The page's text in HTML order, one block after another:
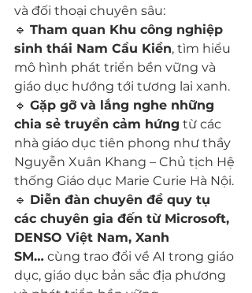
và đối thoại chuyên sâu:
🔹 Tham quan Khu công nghiệp
sinh thái Nam Cầu Kiền, tìm hiểu
mô hình phát triển bền vững và
giáo dục hướng tới tương lai xanh.
🔹 Gặp gỡ và lắng nghe những
chia sẻ truyền cảm hứng từ các
nhà giáo dục tiên phong như thầy
Nguyễn Xuân Khang – Chủ tịch Hệ
thống Giáo dục Marie Curie Hà Nội.
🔹 Diễn đàn chuyên đề quy tụ
các chuyên gia đến từ Microsoft,
DENSO Việt Nam, Xanh
SM… cùng trao đổi về AI trong giáo
dục, giáo dục bản sắc địa phương